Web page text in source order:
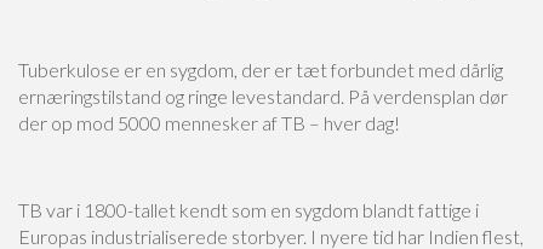
Tuberkulose er en sygdom, der er tæt forbundet med dårlig
ernæringstilstand og ringe levestandard. På verdensplan dør
der op mod 5000 mennesker af TB – hver dag!
TB var i 1800-tallet kendt som en sygdom blandt fattige i
Europas industrialiserede storbyer. I nyere tid har Indien flest,